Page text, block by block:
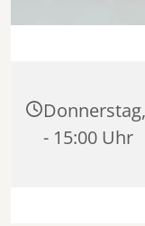
- 15:00 Uhr